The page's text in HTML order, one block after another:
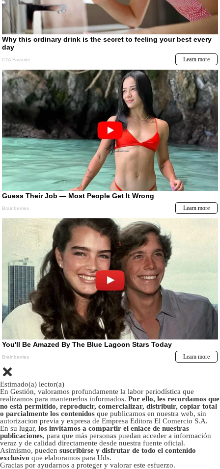
Estimado(a) lector(a)
En Gestión, valoramos profundamente la labor periodística que
realizamos para mantenerlos informados. Por ello, les recordamos que
no está permitido, reproducir, comercializar, distribuir, copiar total
o parcialmente los contenidos que publicamos en nuestra web, sin
autorizacion previa y expresa de Empresa Editora El Comercio S.A.
En su lugar, los invitamos a compartir el enlace de nuestras
publicaciones, para que más personas puedan acceder a información
veraz y de calidad directamente desde nuestra fuente oficial.
Asimismo, pueden suscribirse y disfrutar de todo el contenido
exclusivo que elaboramos para Uds.
Gracias por ayudarnos a proteger y valorar este esfuerzo.